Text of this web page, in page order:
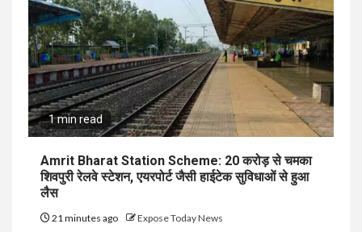
1 min read
Amrit Bharat Station Scheme: 20 करोड़ से चमका
शिवपुरी रेलवे स्टेशन, एयरपोर्ट जैसी हाईटेक सुविधाओं से हुआ
लैस
21 minutes ago Expose Today News